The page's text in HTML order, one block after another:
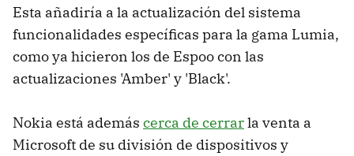
Esta añadiría a la actualización del sistema
funcionalidades específicas para la gama Lumia,
como ya hicieron los de Espoo con las
actualizaciones 'Amber' y 'Black'.
Nokia está además cerca de cerrarla venta a
Microsoft de su división de dispositivos y